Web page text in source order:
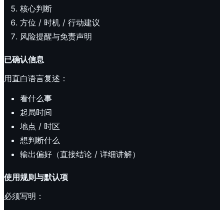
核心判断
方位 / 时机 / 行动建议
风险提醒与免责声明
已确认信息
用直白语言复述：
看什么事
起局时间
地点 / 时区
想判断什么
输出偏好（直接结论 / 详细讲解）
使用规则与默认项
必须写明：